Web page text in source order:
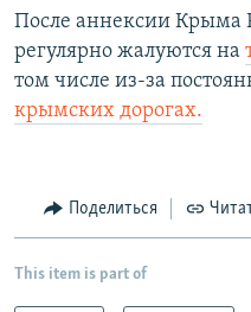
После аннексии Крыма
регулярно жалуются на
том числе из-за
крымских дорогах.
Поделиться
This item is part of